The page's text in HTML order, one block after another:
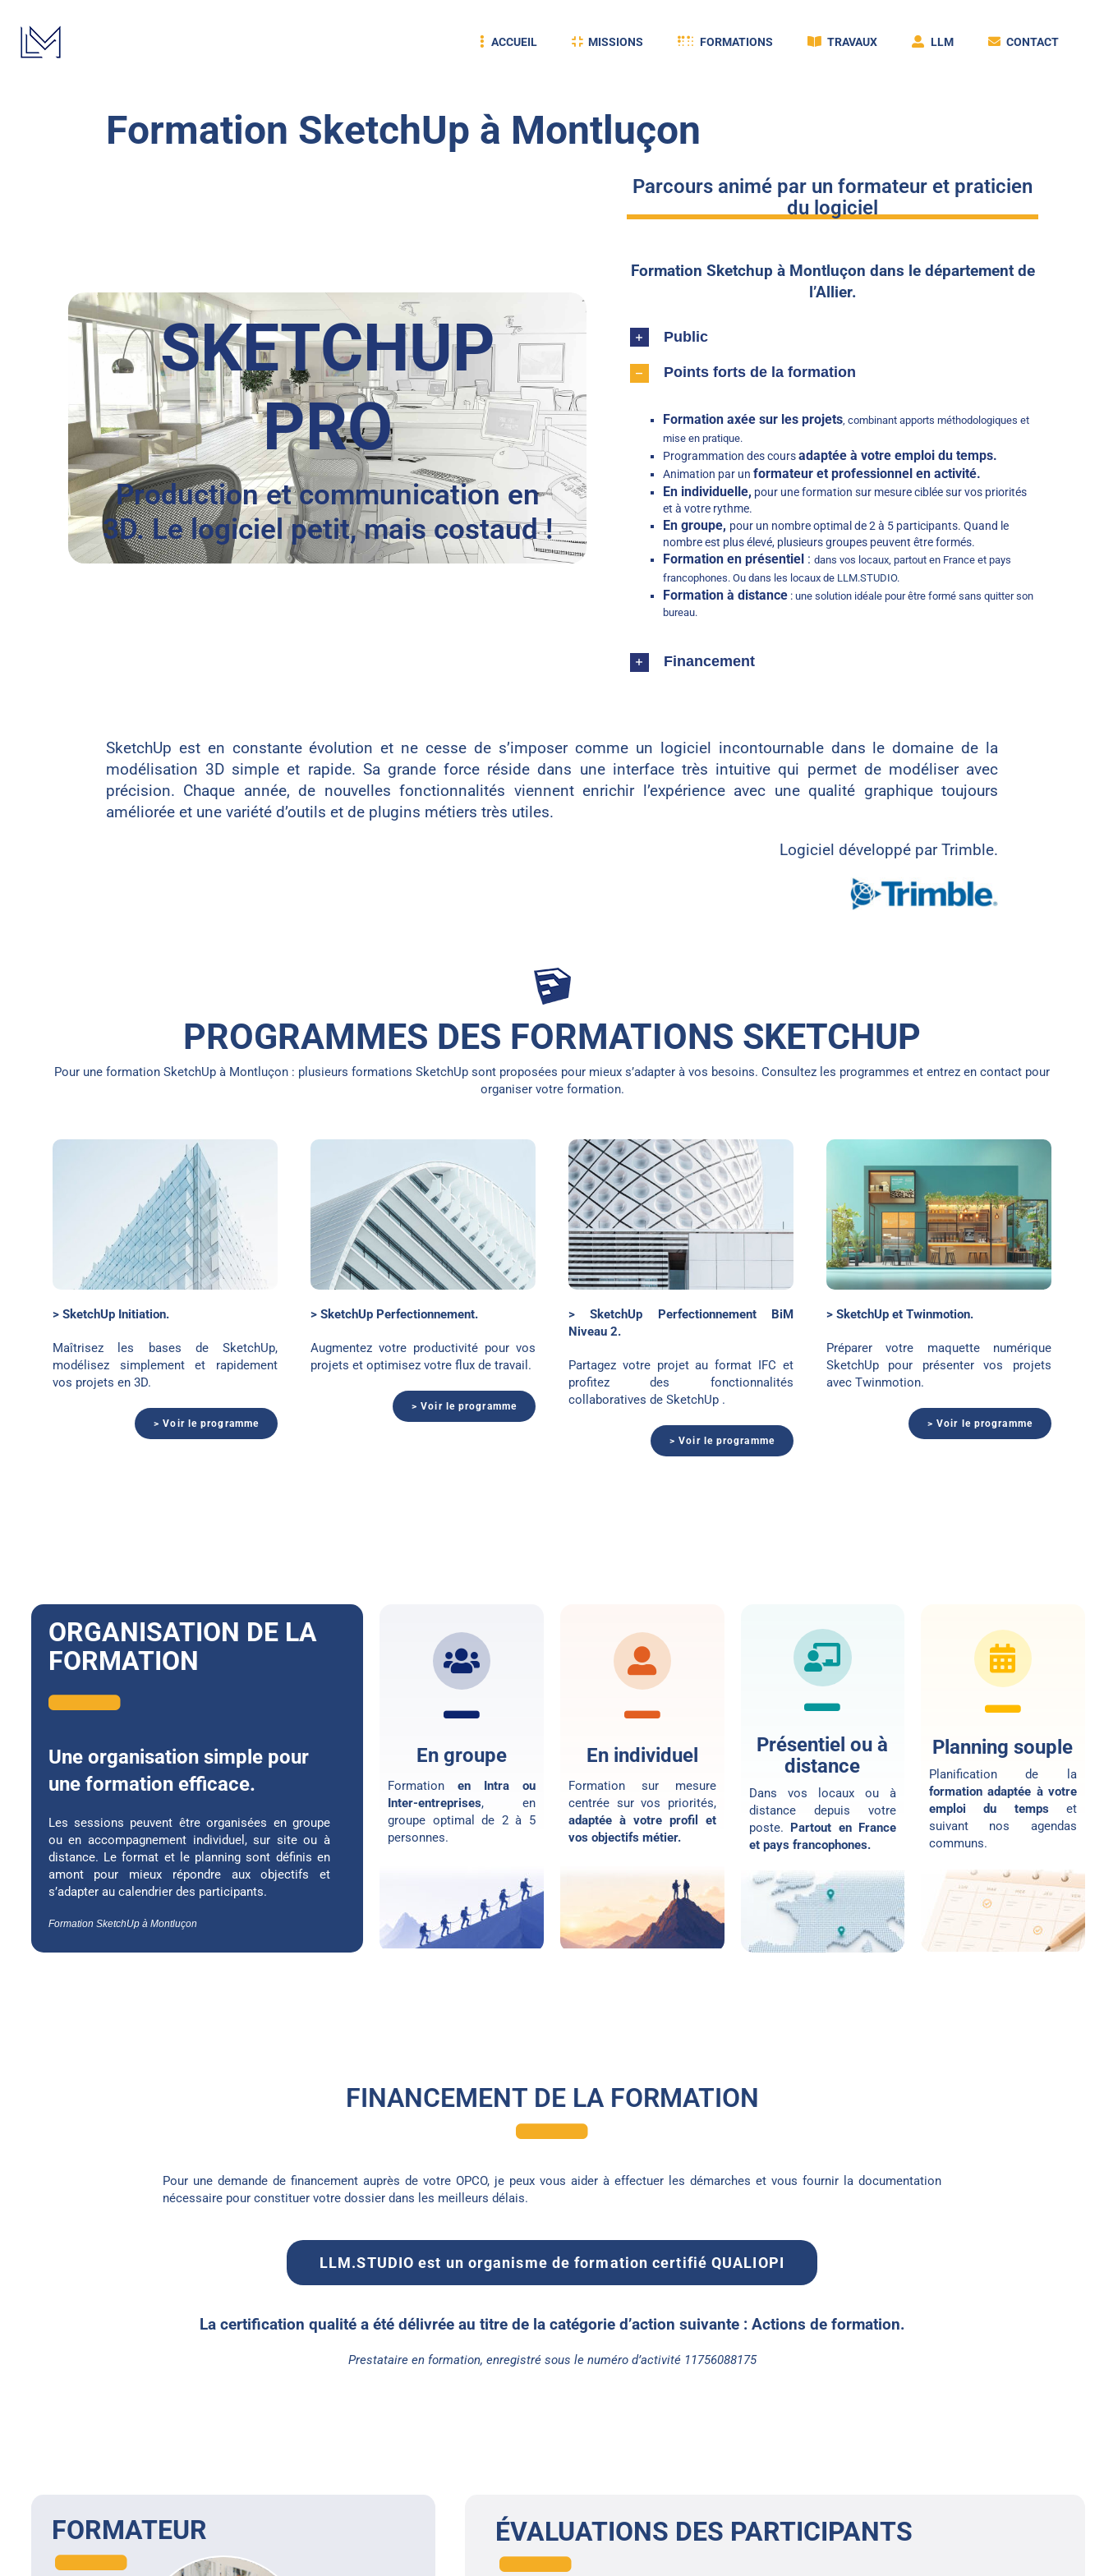
contenu
ACCUEIL MISSIONS FORMATIONS TRAVAUX LLM CONTACT
Formation SketchUp à Montluçon
SKETCHUP
PRO
Production et communication en
3D. Le logiciel petit, mais costaud !
Parcours animé par un formateur et praticien
du logiciel
Formation Sketchup à Montluçon dans le département de
l’Allier.
Public
Points forts de la formation
Formation axée sur les projets, combinant apports méthodologiques et
mise en pratique.
Programmation des coursadaptée à votre emploi du temps.
Animation par un formateur et professionnel en activité.
En individuelle, pour une formation sur mesure ciblée sur vos priorités
et à votre rythme.
En groupe, pour un nombre optimal de 2 à 5 participants. Quand le
nombre est plus élevé, plusieurs groupes peuvent être formés.
Formation en présentiel: dans vos locaux, partout en France et pays
francophones. Ou dans les locaux de LLM.STUDIO.
Formation à distance: une solution idéale pour être formé sans quitter son
bureau.
Financement
SketchUp est en constante évolution et ne cesse de s’imposer comme un logiciel incontournable dans le domaine de la
modélisation 3D simple et rapide. Sa grande force réside dans une interface très intuitive qui permet de modéliser avec
précision. Chaque année, de nouvelles fonctionnalités viennent enrichir l’expérience avec une qualité graphique toujours
améliorée et une variété d’outils et de plugins métiers très utiles.
Logiciel développé par Trimble.
PROGRAMMES DES FORMATIONS SKETCHUP
Pour une formation SketchUp à Montluçon : plusieurs formations SketchUp sont proposées pour mieux s’adapter à vos besoins. Consultez les programmes et entrez en contact pour
organiser votre formation.
> SketchUp Initiation.
Maîtrisez les bases de SketchUp,
modélisez simplement et rapidement
vos projets en 3D.
> Voir le programme
SketchUp perfectionnement
> SketchUp Perfectionnement.
Augmentez votre productivité pour vos
projets et optimisez votre flux de travail.
> Voir le programme
SketchUp BiM Niveau 2
> SketchUp Perfectionnement BiM
Niveau 2.
Partagez votre projet au format IFC et
profitez des fonctionnalités
collaboratives de SketchUp .
> Voir le programme
SketchUp et Twinmotion
> SketchUp et Twinmotion.
Préparer votre maquette numérique
SketchUp pour présenter vos projets
avec Twinmotion.
> Voir le programme
ORGANISATION DE LA
FORMATION
Une organisation simple pour
une formation efficace.
Les sessions peuvent être organisées en groupe
ou en accompagnement individuel, sur site ou à
distance. Le format et le planning sont définis en
amont pour mieux répondre aux objectifs et
s’adapter au calendrier des participants.
Formation SketchUp à Montluçon
En groupe
Formationen Intra ou
Inter-entreprises, en
groupe optimal de 2 à 5
personnes.
En individuel
Formation sur mesure
centrée sur vos priorités,
adaptée à votre profil et
vos objectifs métier.
Présentiel ou à
distance
Dans vos locaux ouà
distancedepuis votre
poste. Partout en France
et pays francophones.
Planning souple
Planification de la
formation adaptée à votre
emploi du temps et
suivant nos agendas
communs.
FINANCEMENT DE LA FORMATION
Pour une demande de financement auprès de votre OPCO, je peux vous aider à effectuer les démarches et vous fournir la documentation
nécessaire pour constituer votre dossier dans les meilleurs délais.
LLM.STUDIO est un organisme de formation certifié QUALIOPI
La certification qualité a été délivrée au titre de la catégorie d’action suivante : Actions de formation.
Prestataire en formation, enregistré sous le numéro d’activité 11756088175
FORMATEUR ÉVALUATIONS DES PARTICIPANTS